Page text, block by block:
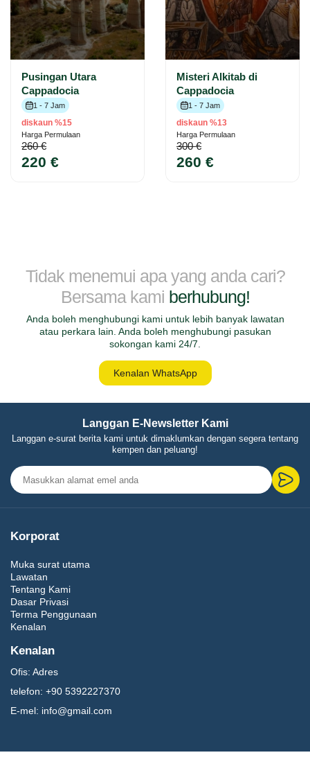
Pusingan Utara
Cappadocia
1 - 7 Jam
diskaun %15
Harga Permulaan
260 €
220 €
Misteri Alkitab di
Cappadocia
1 - 7 Jam
diskaun %13
Harga Permulaan
300 €
260 €
Tidak menemui apa yang anda cari?
Bersama kami berhubung!
Anda boleh menghubungi kami untuk lebih banyak lawatan
atau perkara lain. Anda boleh menghubungi pasukan
sokongan kami 24/7.
Kenalan WhatsApp
Langgan E-Newsletter Kami
Langgan e-surat berita kami untuk dimaklumkan dengan segera tentang
kempen dan peluang!
Korporat
Muka surat utama
Lawatan
Tentang Kami
Dasar Privasi
Terma Penggunaan
Kenalan
Kenalan
Ofis: Adres
telefon: +90 5392227370
E-mel: info@gmail.com